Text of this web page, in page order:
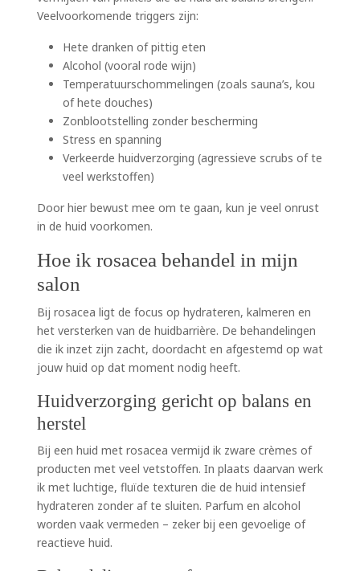
Veelvoorkomende triggers zijn:
Hete dranken of pittig eten
Alcohol (vooral rode wijn)
Temperatuurschommelingen (zoals sauna’s, kou
of hete douches)
Zonblootstelling zonder bescherming
Stress en spanning
Verkeerde huidverzorging (agressieve scrubs of te
veel werkstoffen)
Door hier bewust mee om te gaan, kun je veel onrust
in de huid voorkomen.
Hoe ik rosacea behandel in mijn
salon
Bij rosacea ligt de focus op hydrateren, kalmeren en
het versterken van de huidbarrière. De behandelingen
die ik inzet zijn zacht, doordacht en afgestemd op wat
jouw huid op dat moment nodig heeft.
Huidverzorging gericht op balans en
herstel
Bij een huid met rosacea vermijd ik zware crèmes of
producten met veel vetstoffen. In plaats daarvan werk
ik met luchtige, fluïde texturen die de huid intensief
hydrateren zonder af te sluiten. Parfum en alcohol
worden vaak vermeden – zeker bij een gevoelige of
reactieve huid.